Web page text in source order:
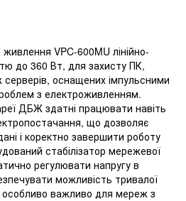
VPC-600MU лінійно-
до 360 Вт, для захисту ПК,
оснащених імпульсними
з електроживленням.
ДБЖ здатні працювати навіть
що дозволяє
і коректно завершити роботу
стабілізатор мережевої
регулювати напругу в
можливість тривалої
особливо важливо для мереж з